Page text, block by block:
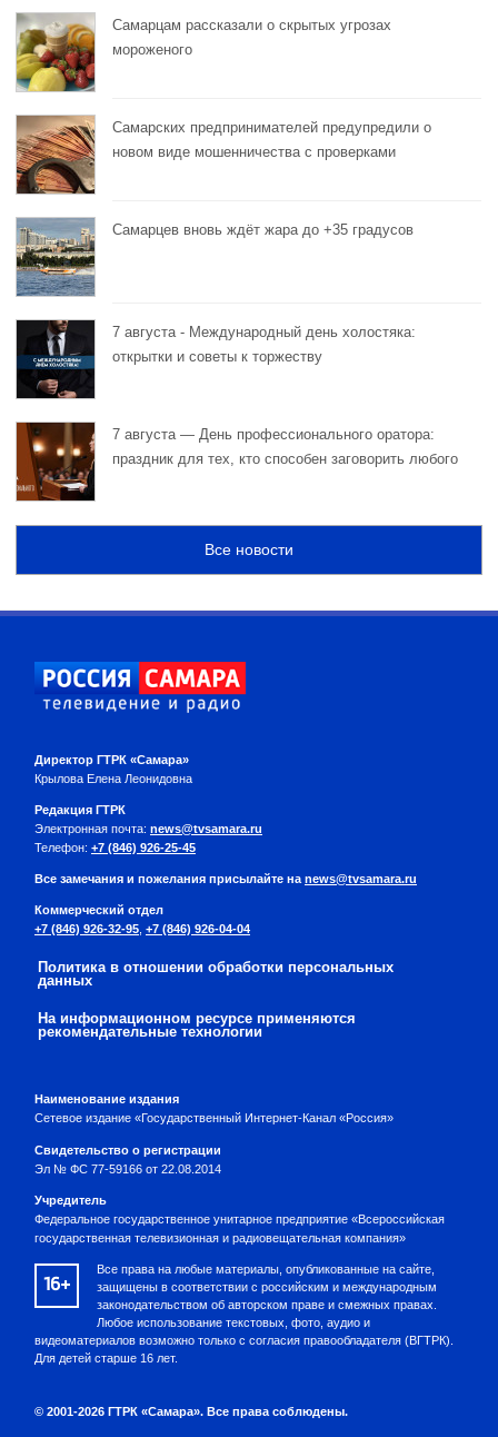
Самарцам рассказали о скрытых угрозах
мороженого
Самарских предпринимателей предупредили о
новом виде мошенничества с проверками
Самарцев вновь ждёт жара до +35 градусов
7 августа - Международный день холостяка:
открытки и советы к торжеству
7 августа — День профессионального оратора:
праздник для тех, кто способен заговорить любого
Все новости
Директор ГТРК «Самара»
Крылова Елена Леонидовна
Редакция ГТРК
Электронная почта: news@tvsamara.ru
Телефон: +7 (846) 926-25-45
Все замечания и пожелания присылайте на news@tvsamara.ru
Коммерческий отдел
+7 (846) 926-32-95, +7 (846) 926-04-04
Политика в отношении обработки персональных
данных
На информационном ресурсе применяются
рекомендательные технологии
Наименование издания
Сетевое издание «Государственный Интернет-Канал «Россия»
Свидетельство о регистрации
Эл № ФС 77-59166 от 22.08.2014
Учредитель
Федеральное государственное унитарное предприятие «Всероссийская
государственная телевизионная и радиовещательная компания»
16+
Все права на любые материалы, опубликованные на сайте,
защищены в соответствии с российским и международным
законодательством об авторском праве и смежных правах.
Любое использование текстовых, фото, аудио и
видеоматериалов возможно только с согласия правообладателя (ВГТРК).
Для детей старше 16 лет.
© 2001-2026 ГТРК «Самара». Все права соблюдены.